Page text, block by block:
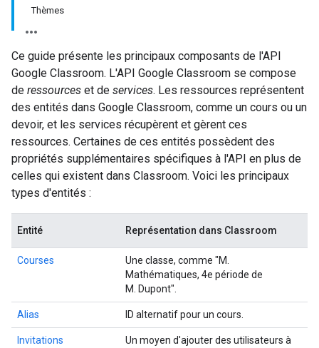
Thèmes
Ce guide présente les principaux composants de l'API
Google Classroom. L'API Google Classroom se compose
de ressources et de services. Les ressources représentent
des entités dans Google Classroom, comme un cours ou un
devoir, et les services récupèrent et gèrent ces
ressources. Certaines de ces entités possèdent des
propriétés supplémentaires spécifiques à l'API en plus de
celles qui existent dans Classroom. Voici les principaux
types d'entités :
Entité Représentation dans Classroom
Courses
Une classe, comme "M.
Mathématiques, 4e période de
M. Dupont".
Alias ID alternatif pour un cours.
Invitations
Un moyen d'ajouter des utilisateurs à